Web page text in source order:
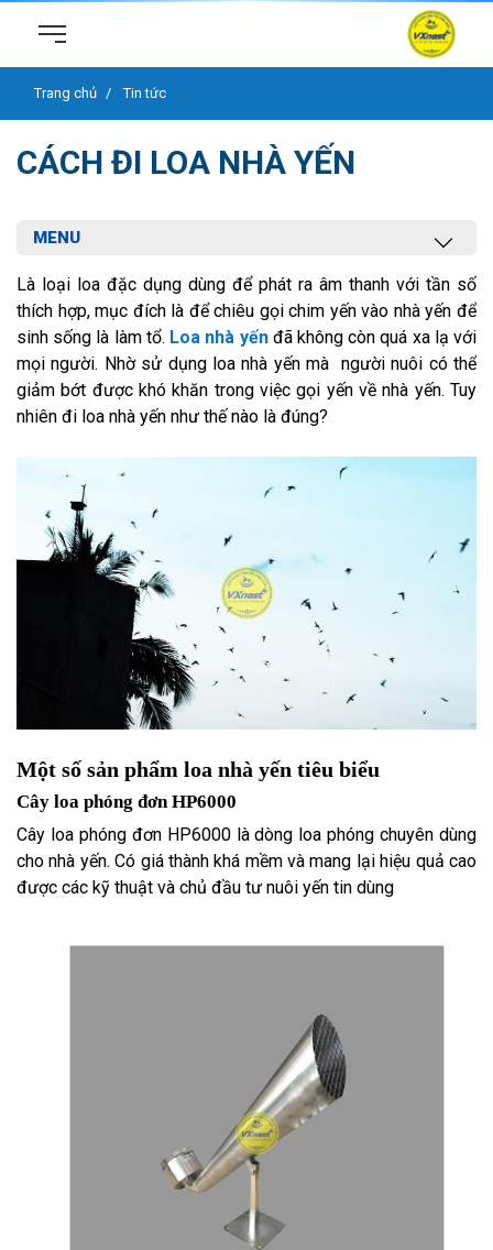
Trang chủ Tin tức
CÁCH ĐI LOA NHÀ YẾN
MENU
Là loại loa đặc dụng dùng để phát ra âm thanh với tần số
thích hợp, mục đích là để chiêu gọi chim yến vào nhà yến để
sinh sống là làm tổ. Loa nhà yếnđã không còn quá xa lạ với
mọi người. Nhờ sử dụng loa nhà yến mà người nuôi có thể
giảm bớt được khó khăn trong việc gọi yến về nhà yến. Tuy
nhiên đi loa nhà yến như thế nào là đúng?
Một số sản phẩm loa nhà yến tiêu biểu
Cây loa phóng đơn HP6000
Cây loa phóng đơn HP6000 là dòng loa phóng chuyên dùng
cho nhà yến. Có giá thành khá mềm và mang lại hiệu quả cao
được các kỹ thuật và chủ đầu tư nuôi yến tin dùng